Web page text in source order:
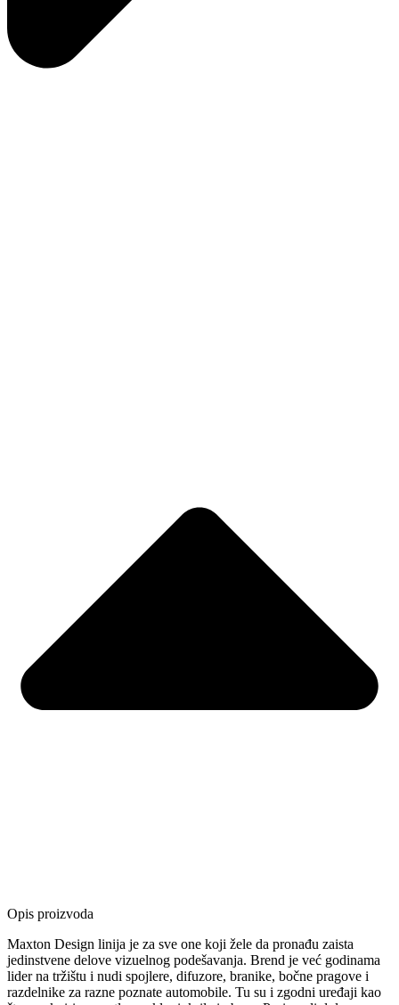
Opis proizvoda
Maxton Design linija je za sve one koji žele da pronađu zaista
jedinstvene delove vizuelnog podešavanja. Brend je već godinama
lider na tržištu i nudi spojlere, difuzore, branike, bočne pragove i
razdelnike za razne poznate automobile. Tu su i zgodni uređaji kao